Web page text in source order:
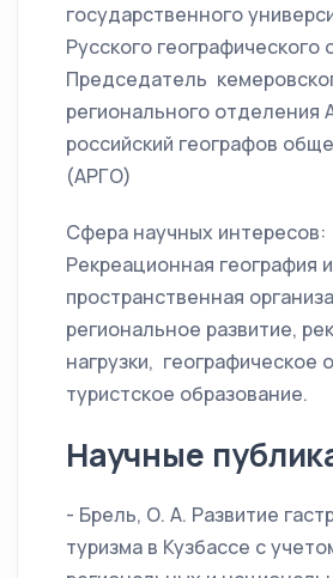
государственного
Русского географического
Председатель
регионального отделения
российский географов
(АРГО)
Сфера научных интересов:
Рекреационная география
пространственная
региональное развитие,
нагрузки, географическое
туристское образование.
Научные
- Брель, О. А. Развитие
туризма в Кузбассе с